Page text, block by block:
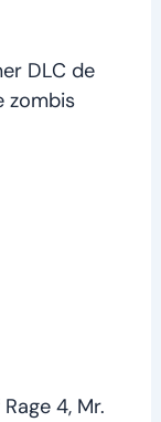
DLC de
zombis
4, Mr.